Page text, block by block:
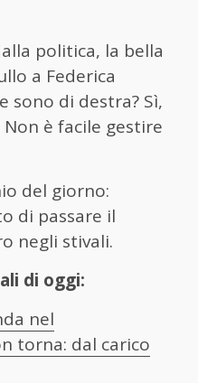
politica, la bella
a Federica
sono di destra? Sì,
è facile gestire
del giorno:
di passare il
negli stivali.
di oggi:
nel
torna: dal carico